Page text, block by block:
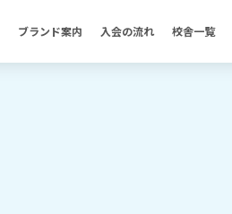
ブランド案内 入会の流れ 校舎一覧